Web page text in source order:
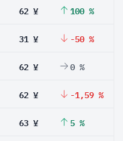
62 ¥ 100 %
31 ¥ -50 %
62 ¥ 0 %
62 ¥ -1,59 %
63 ¥ 5 %